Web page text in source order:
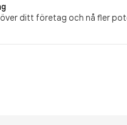
ditt företag och nå fler